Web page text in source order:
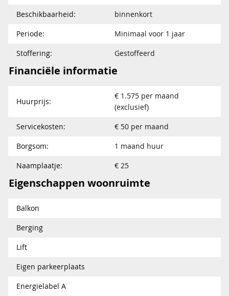
Beschikbaarheid:
binnenkort
Periode:
Minimaal voor 1 jaar
Stoffering:
Gestoffeerd
Financiële informatie
Huurprijs:
€ 1.575 per maand
(exclusief)
Servicekosten:
€ 50 per maand
Borgsom:
1 maand huur
Naamplaatje:
€ 25
Eigenschappen woonruimte
Balkon
Berging
Lift
Eigen parkeerplaats
Energielabel A